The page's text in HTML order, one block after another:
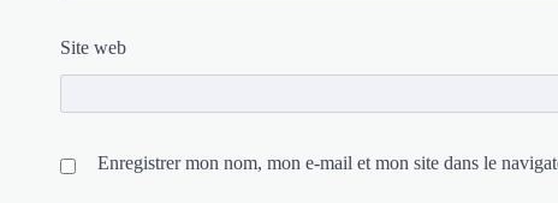
Site web
Enregistrer mon nom, mon e-mail et mon site dans le